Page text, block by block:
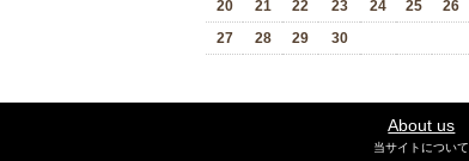
20
21 22 23 24 25
26
27
28 29 30
About us
当サイトについて